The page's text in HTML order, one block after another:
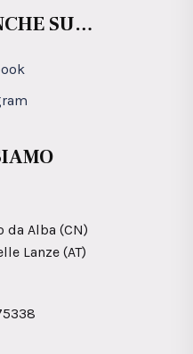
SU…
Alba (CN)
Lanze (AT)